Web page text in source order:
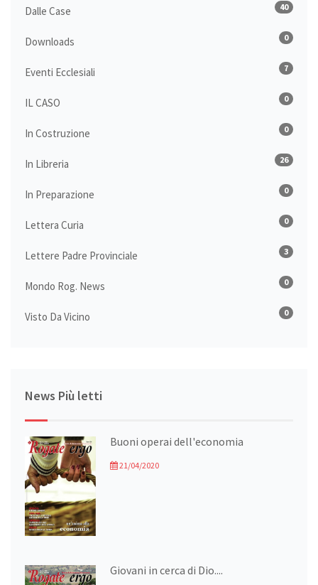
Dalle Case 40
Downloads 0
Eventi Ecclesiali 7
IL CASO 0
In Costruzione 0
In Libreria 26
In Preparazione 0
Lettera Curia 0
Lettere Padre Provinciale 3
Mondo Rog. News 0
Visto Da Vicino 0
News Più letti
Buoni operai dell'economia
21/04/2020
Giovani in cerca di Dio....